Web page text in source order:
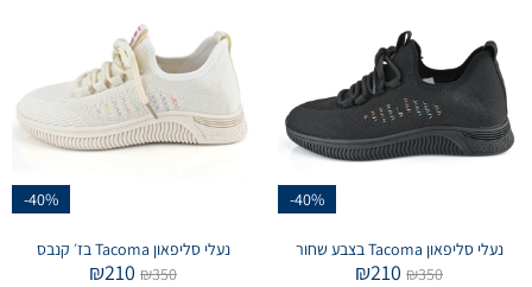
-40%
נעלי סליפאון Tacoma בצבע שחור
₪350
₪210
-40%
נעלי סליפאון Tacoma בז׳ קנבס
₪350
₪210